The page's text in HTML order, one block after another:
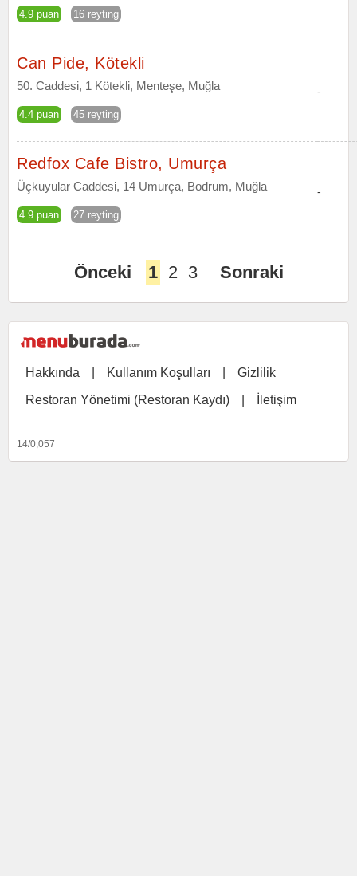
4.9 puan 16 reyting
Can Pide, Kötekli
50. Caddesi, 1 Kötekli, Menteşe, Muğla
4.4 puan 45 reyting
-
Redfox Cafe Bistro, Umurça
Üçkuyular Caddesi, 14 Umurça, Bodrum, Muğla
4.9 puan 27 reyting
-
Önceki 1 2 3 Sonraki
Hakkında Kullanım Koşulları
Gizlilik
Restoran Yönetimi (Restoran Kaydı)
İletişim
14/0,057